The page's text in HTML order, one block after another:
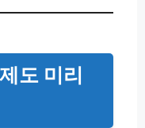
도 미리